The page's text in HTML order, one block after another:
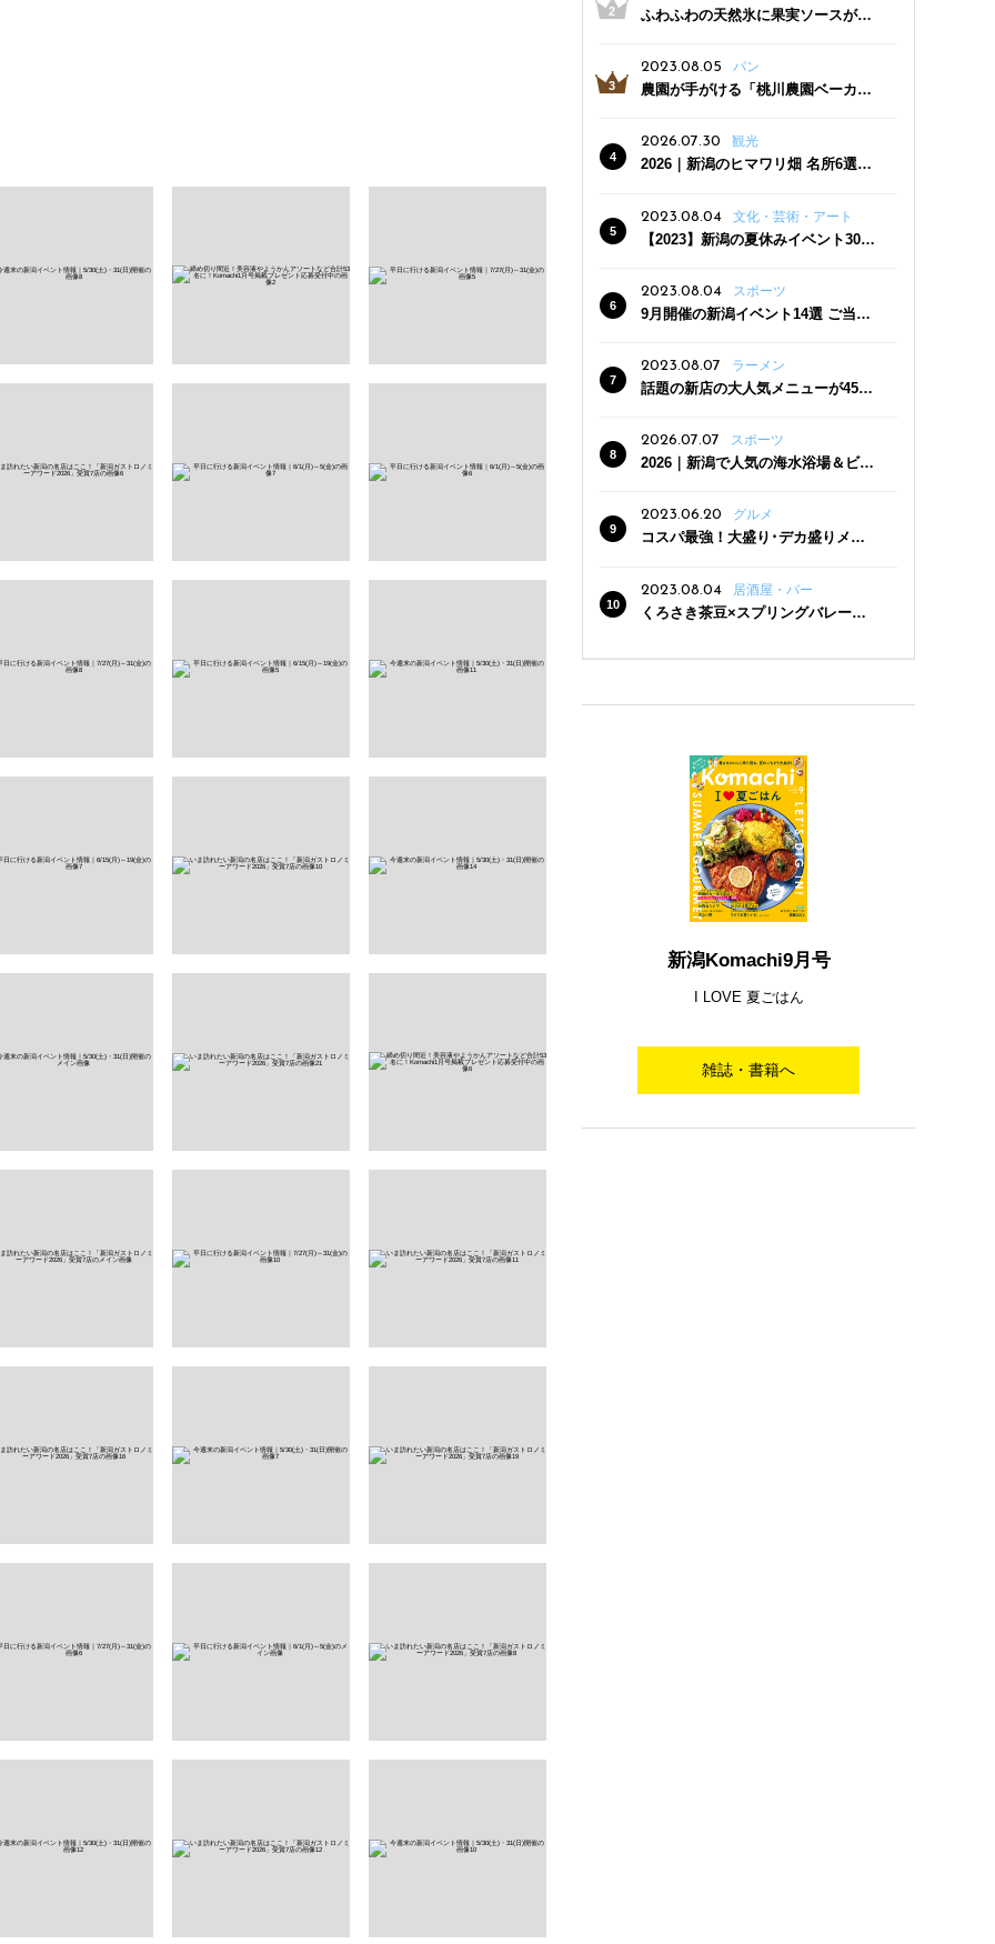
ふわふわの天然氷に果実ソースがた
三条駅近くにオープン
2023.08.05 パン
農園が手がける「桃川農園ベーカリ
った焼きたてパンのほか、ジェラー
トやスムージーも
2026.07.30 観光
2026｜新潟のヒマワリ畑 名所6選
2023.08.04
文化・芸術・アート
【2023】新潟の夏休みイベント30
2023.08.04
スポーツ
9月開催の新潟イベント14選 ご当地
2023.08.07 ラーメン
話題の新店の大人気メニューが450
クーポン登場
2026.07.07 スポーツ
2026｜新潟で人気の海水浴場＆ビー
2023.06.20
グルメ
コスパ最強！大盛り･デカ盛りメニ
2023.08.04
居酒屋・バー
くろさき茶豆×スプリングバレー豊
新潟Komachi9月号
I LOVE 夏ごはん
雑誌・書籍へ